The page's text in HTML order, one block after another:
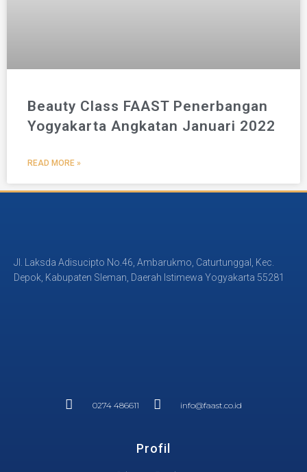
Beauty Class FAAST Penerbangan
Yogyakarta Angkatan Januari 2022
READ MORE »
Jl. Laksda Adisucipto No.46, Ambarukmo, Caturtunggal, Kec.
Depok, Kabupaten Sleman, Daerah Istimewa Yogyakarta 55281
0274 486611 info@faast.co.id
Profil